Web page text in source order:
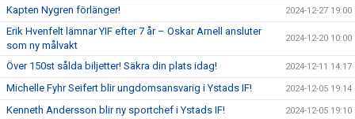
Kapten Nygren förlänger! 2024-12-27 19:00
Erik Hvenfelt lämnar YIF efter 7 år – Oskar Arnell ansluter
som ny målvakt
2024-12-20 10:00
Över 150st sålda biljetter! Säkra din plats idag! 2024-12-11 14:17
Michelle Fyhr Seifert blir ungdomsansvarig i Ystads IF! 2024-12-05 19:14
Kenneth Andersson blir ny sportchef i Ystads IF! 2024-12-05 19:10